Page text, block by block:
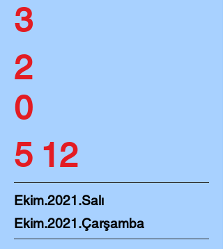
3
2
0
5 12
Ekim.2021.Salı
Ekim.2021.Çarşamba